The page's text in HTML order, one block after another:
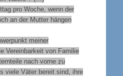
pro Woche, wenn der
an der Mutter hängen
meiner
Vereinbarkeit von Familie
nach vorne zu
viele Väter bereit sind, ihre